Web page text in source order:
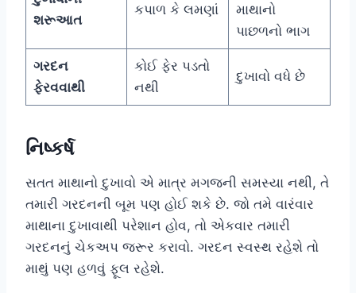
શરૂઆત
કપાળ કે લમણાં
માથાનો
પાછળનો ભાગ
ગરદન
ફેરવવાથી
કોઈ ફેર પડતો
નથી
દુખાવો વધે છે
નિષ્કર્ષ
સતત માથાનો દુખાવો એ માત્ર મગજની સમસ્યા નથી, તે
તમારી ગરદનની બૂમ પણ હોઈ શકે છે. જો તમે વારંવાર
માથાના દુખાવાથી પરેશાન હોવ, તો એકવાર તમારી
ગરદનનું ચેકઅપ જરૂર કરાવો. ગરદન સ્વસ્થ રહેશે તો
માથું પણ હળવું ફૂલ રહેશે.